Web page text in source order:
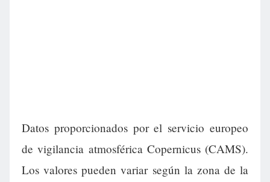
Datos proporcionados por el servicio europeo
de vigilancia atmosférica Copernicus (CAMS).
Los valores pueden variar según la zona de la